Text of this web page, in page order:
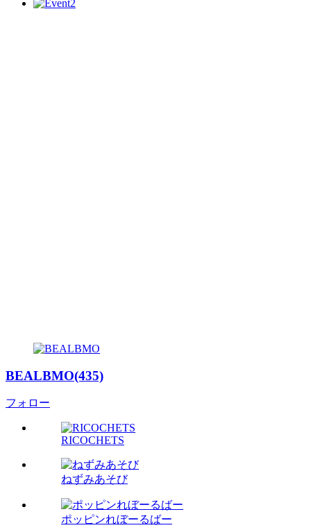
BEALBMO(435)
フォロー
RICOCHETS
ねずみあそび
ポッピンれぼーるばー